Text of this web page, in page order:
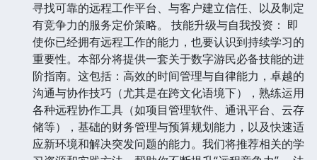
寻找可靠的远程工作平台、与客户建立信任、以及制定
有竞争力的服务定价策略。 技能升级与自我投资： 即
使你已经拥有远程工作的能力，也要认识到持续学习的
重要性。本部分将提供一套关于数字游民必备技能的进
阶指南。这包括：高效的时间管理与自律能力，卓越的
沟通与协作技巧（尤其是在跨文化语境下），熟练运用
各种远程协作工具（如项目管理软件、通讯平台、云存
储等），基础的财务管理与预算规划能力，以及快速适
应新环境和解决突发问题的能力。我们将推荐相关的学